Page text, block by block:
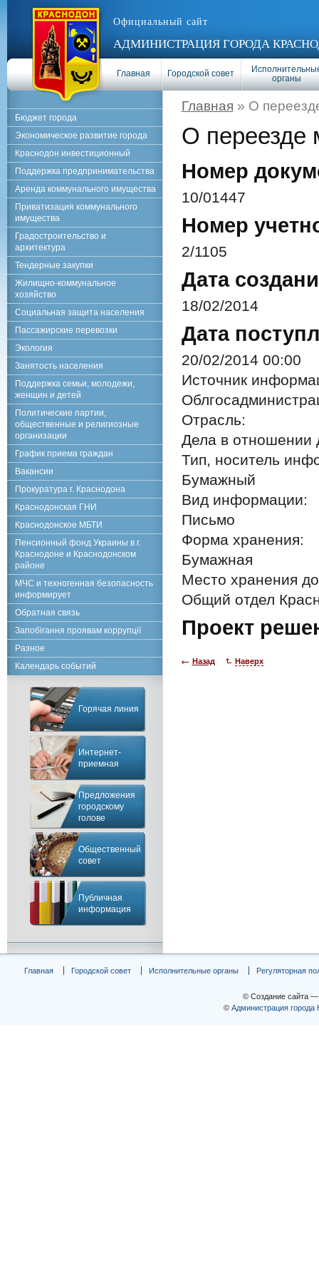
Официальный сайт
АДМИНИСТРАЦИЯ ГОРОДА
Главная Городской совет
органы
Главная » О
О переезде
Номер
10/01447
Номер
2/1105
Дата
18/02/2014
Дата
20/02/2014 00:00
Источник
Отрасль:
Дела в отношении
Тип, носитель
Бумажный
Вид информации:
Письмо
Форма хранения:
Бумажная
Место хранения
Общий отдел
Проект
Назад Наверх
Бюджет города
Экономическое развитие города
Краснодон инвестиционный
Поддержка предпринимательства
Аренда коммунального имущества
Приватизация коммунального
имущества
Градостроительство и
архитектура
Тендерные закупки
Жилищно-коммунальное
хозяйство
Социальная защита населения
Пассажирские перевозки
Экология
Занятость населения
Поддержка семьи, молодежи,
женщин и детей
Политические партии,
общественные и религиозные
организации
График приема граждан
Вакансии
Прокуратура г. Краснодона
Краснодонская ГНИ
Краснодонское МБТИ
Пенсионный фонд Украины в г.
Краснодоне и Краснодонском
районе
МЧС и техногенная безопасность
информирует
Обратная связь
Запобігання проявам коррупції
Разное
Календарь событий
Горячая линия
Интернет-
приемная
Предложения
городскому
голове
Общественный
совет
Публичная
информация
Главная Городской совет Исполнительные органы Регуляторная
© Создание сайта
© Администрация города